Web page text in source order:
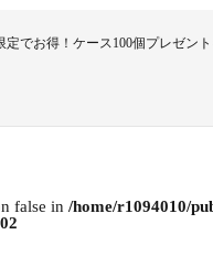
定でお得！ケース100個プレゼン
false in /home/r1094010/